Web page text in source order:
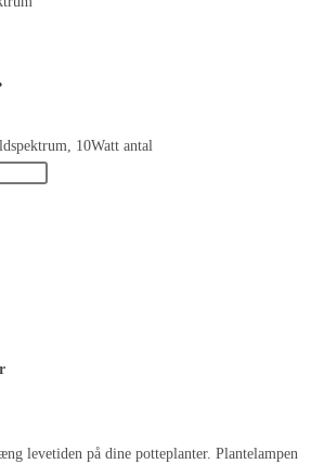
10Watt antal
levetiden på dine potteplanter. Plantelampen